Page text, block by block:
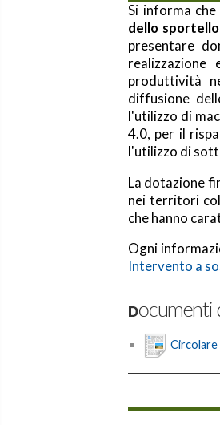
Si informa che
dello
presentare
produttività
diffusione
l'utilizzo di
4.0, per il
l'utilizzo di
La dotazione
nei territori
che hanno
Ogni
Intervento a
Documenti
Circolare